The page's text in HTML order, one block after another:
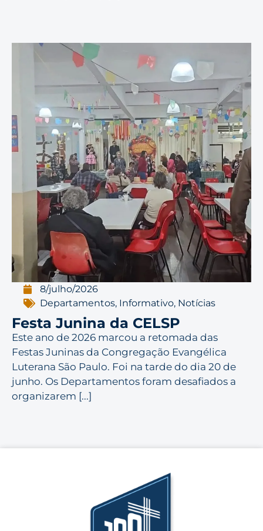
8/julho/2026
Departamentos, Informativo, Notícias
Festa Junina da CELSP
Este ano de 2026 marcou a retomada das
Festas Juninas da Congregação Evangélica
Luterana São Paulo. Foi na tarde do dia 20 de
junho. Os Departamentos foram desafiados a
organizarem [...]